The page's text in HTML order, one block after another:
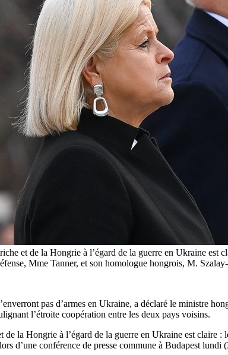
et de la Hongrie à l’égard de la guerre en Ukraine est
Mme Tanner, et son homologue hongrois, M.
pas d’armes en Ukraine, a déclaré le ministre
l’étroite coopération entre les deux pays voisins.
la Hongrie à l’égard de la guerre en Ukraine est claire :
d’une conférence de presse commune à Budapest lundi